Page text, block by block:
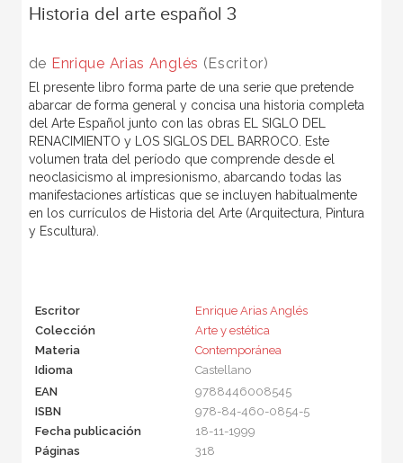
Historia del arte español 3
de Enrique Arias Anglés (Escritor)
El presente libro forma parte de una serie que pretende
abarcar de forma general y concisa una historia completa
del Arte Español junto con las obras EL SIGLO DEL
RENACIMIENTO y LOS SIGLOS DEL BARROCO. Este
volumen trata del período que comprende desde el
neoclasicismo al impresionismo, abarcando todas las
manifestaciones artísticas que se incluyen habitualmente
en los currículos de Historia del Arte (Arquitectura, Pintura
y Escultura).
Escritor
Enrique Arias Anglés
Colección
Arte y estética
Materia
Contemporánea
Idioma
Castellano
EAN
9788446008545
ISBN
978-84-460-0854-5
Fecha publicación
18-11-1999
Páginas
318